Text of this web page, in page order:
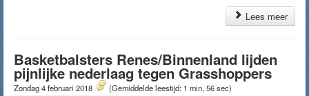
Lees meer
Basketbalsters Renes/Binnenland lijden
pijnlijke nederlaag tegen Grasshoppers
Zondag 4 februari 2018 (Gemiddelde leestijd: 1 min, 56 sec)